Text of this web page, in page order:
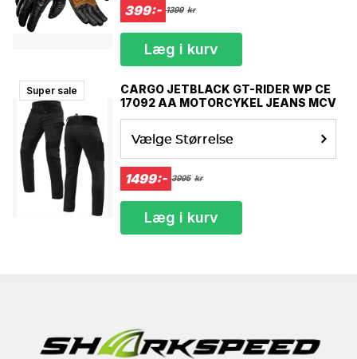
399:- 1399 kr
Læg i kurv
Super sale
CARGO JETBLACK GT-RIDER WP CE
17092 AA MOTORCYKEL JEANS MCV
Vælge Størrelse
1499:- 3995 kr
Læg i kurv